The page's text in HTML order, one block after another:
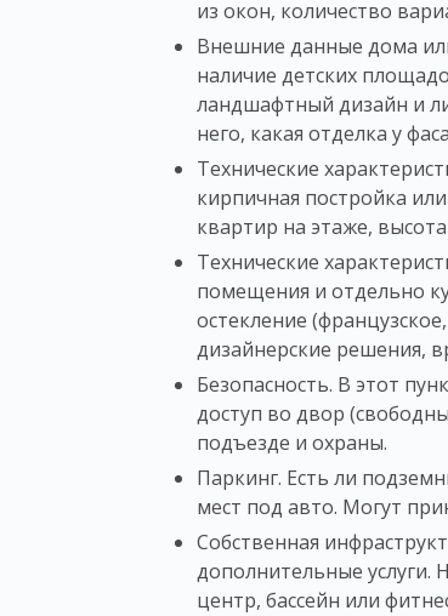
из окон, количество
Внешние данные дома
наличие детских
ландшафтный дизайн и
него, какая отделка у
Технические
кирпичная постройка
квартир на этаже,
Технические
помещения и отдельно
остекление
дизайнерские решения,
Безопасность. В этот
доступ во двор
подъезде и охраны.
Паркинг. Есть ли
мест под авто. Могут
Собственная
дополнительные услуги.
центр, бассейн или